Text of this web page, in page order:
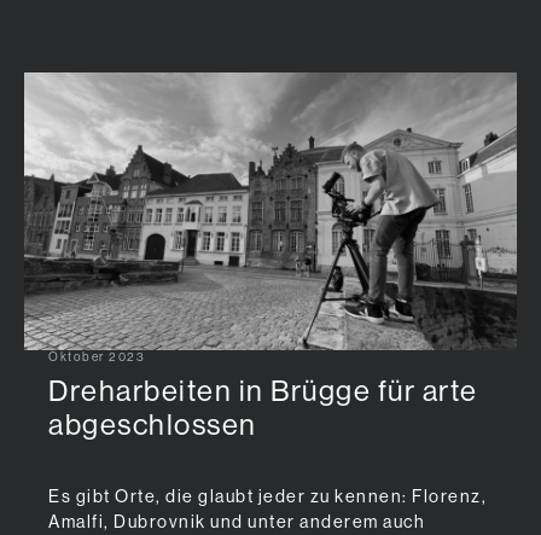
Zum Hauptinhalt springen
Oktober 2023
Dreharbeiten in Brügge für arte
abgeschlossen
Es gibt Orte, die glaubt jeder zu kennen: Florenz,
Amalfi, Dubrovnik und unter anderem auch